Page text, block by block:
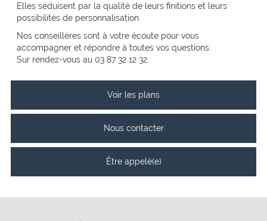
Elles séduisent par la qualité de leurs finitions et leurs
possibilités de personnalisation.
Nos conseillères sont à votre écoute pour vous
accompagner et répondre à toutes vos questions.
Sur rendez-vous au 03 87 32 12 32.
Voir les plans
Nous contacter
Être appelé(e)